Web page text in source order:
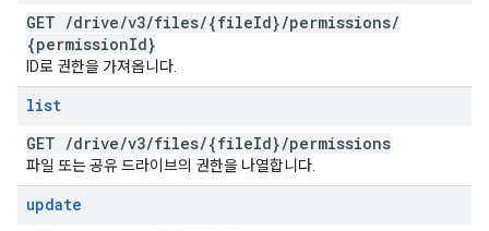
GET /drive/v3/files/{fileId}/permissions/
{permissionId}
ID로 권한을 가져옵니다.
list
GET /drive/v3/files/{fileId}/permissions
파일 또는 공유 드라이브의 권한을 나열합니다.
update